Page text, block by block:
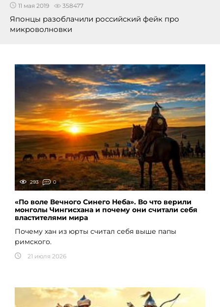
11 мая 2019 358477
Японцы разоблачили российский фейк про
микроволновки
293 0
«По воле Вечного Синего Неба». Во что верили
монголы Чингисхана и почему они считали себя
властителями мира
Почему хан из юрты считал себя выше папы
римского.
21 июля 2026